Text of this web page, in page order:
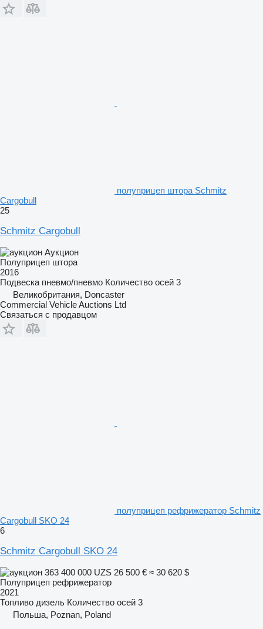
полуприцеп штора Schmitz
Cargobull
25
Schmitz Cargobull
Аукцион
Полуприцеп штора
2016
Подвеска пневмо/пневмо Количество осей 3
Великобритания, Doncaster
Commercial Vehicle Auctions Ltd
Связаться с продавцом
полуприцеп рефрижератор Schmitz
Cargobull SKO 24
6
Schmitz Cargobull SKO 24
363 400 000 UZS 26 500 € ≈ 30 620 $
Полуприцеп рефрижератор
2021
Топливо дизель Количество осей 3
Польша, Poznan, Poland